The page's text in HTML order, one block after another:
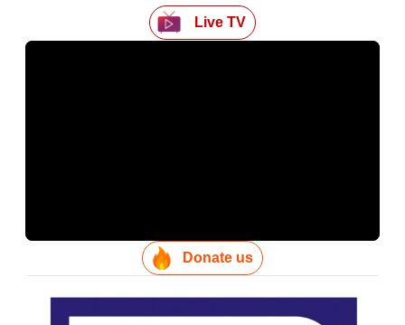
Live TV
Donate us